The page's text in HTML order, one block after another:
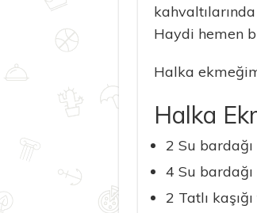
Haydi hemen
Halka
Halka
2 Su
4 Su
2 Tatlı